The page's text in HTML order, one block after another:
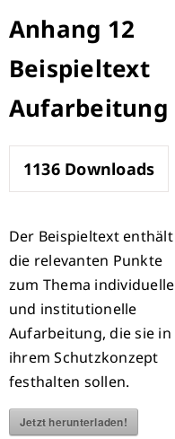
Zum
Inhalt
springen
Anhang 12
Beispieltext
Aufarbeitung
1136Downloads
Der Beispieltext enthält
die relevanten Punkte
zum Thema individuelle
und institutionelle
Aufarbeitung, die sie in
ihrem Schutzkonzept
festhalten sollen.
Jetzt herunterladen!